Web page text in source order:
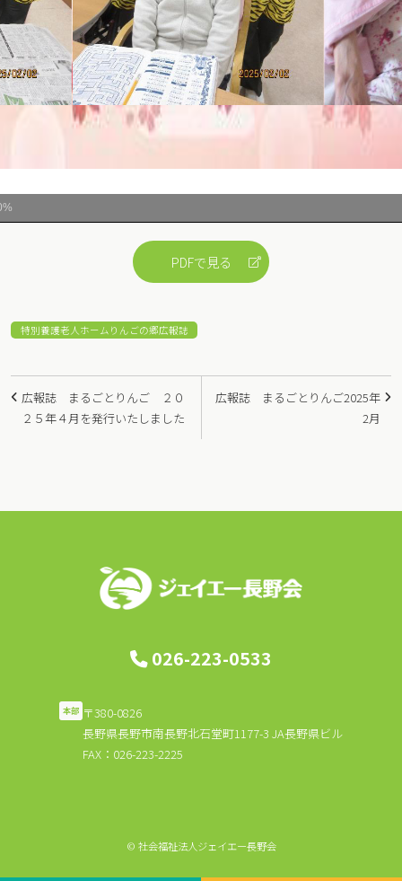
PDFで見る
特別養護老人ホームりんごの郷広報誌
投
稿
ゲ
広報誌 まるごとりんご2025年
2月
広報誌 まるごとりんご ２０
２５年４月を発行いたしました
026-223-0533
本部 〒380-0826
長野県長野市南長野北石堂町1177-3 JA長野県ビル
FAX：026-223-2225
© 社会福祉法人ジェイエー長野会